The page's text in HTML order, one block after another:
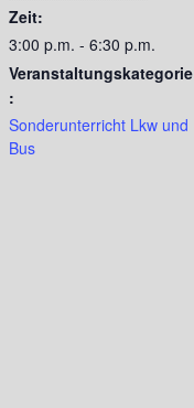
Zeit:
3:00 p.m. - 6:30 p.m.
Veranstaltungskategorie
:
Sonderunterricht Lkw und
Bus